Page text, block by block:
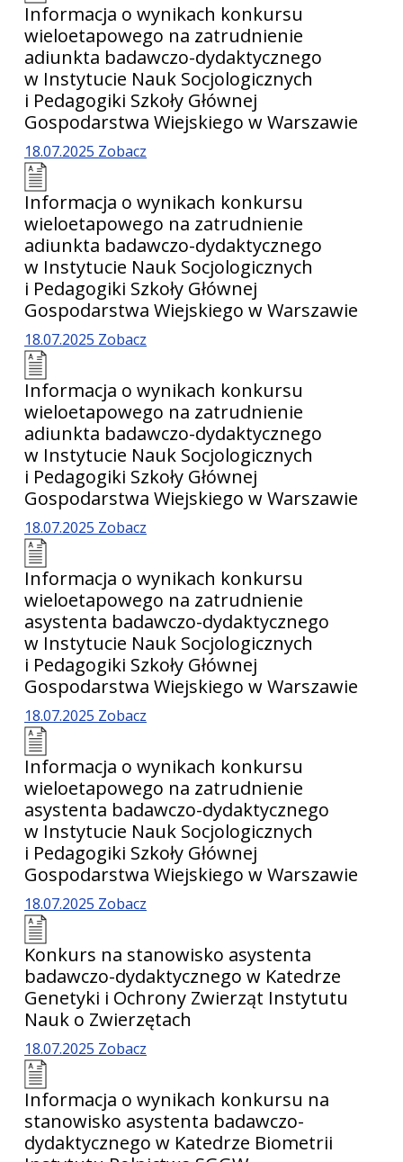
Informacja o wynikach konkursu
wieloetapowego na zatrudnienie
adiunkta badawczo-dydaktycznego
w Instytucie Nauk Socjologicznych
i Pedagogiki Szkoły Głównej
Gospodarstwa Wiejskiego w Warszawie
18.07.2025 Zobacz
Informacja o wynikach konkursu
wieloetapowego na zatrudnienie
adiunkta badawczo-dydaktycznego
w Instytucie Nauk Socjologicznych
i Pedagogiki Szkoły Głównej
Gospodarstwa Wiejskiego w Warszawie
18.07.2025 Zobacz
Informacja o wynikach konkursu
wieloetapowego na zatrudnienie
adiunkta badawczo-dydaktycznego
w Instytucie Nauk Socjologicznych
i Pedagogiki Szkoły Głównej
Gospodarstwa Wiejskiego w Warszawie
18.07.2025 Zobacz
Informacja o wynikach konkursu
wieloetapowego na zatrudnienie
asystenta badawczo-dydaktycznego
w Instytucie Nauk Socjologicznych
i Pedagogiki Szkoły Głównej
Gospodarstwa Wiejskiego w Warszawie
18.07.2025 Zobacz
Informacja o wynikach konkursu
wieloetapowego na zatrudnienie
asystenta badawczo-dydaktycznego
w Instytucie Nauk Socjologicznych
i Pedagogiki Szkoły Głównej
Gospodarstwa Wiejskiego w Warszawie
18.07.2025 Zobacz
Konkurs na stanowisko asystenta
badawczo-dydaktycznego w Katedrze
Genetyki i Ochrony Zwierząt Instytutu
Nauk o Zwierzętach
18.07.2025 Zobacz
Informacja o wynikach konkursu na
stanowisko asystenta badawczo-
dydaktycznego w Katedrze Biometrii